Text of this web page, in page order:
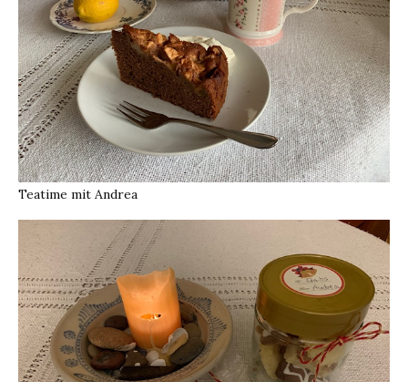
Teatime mit Andrea